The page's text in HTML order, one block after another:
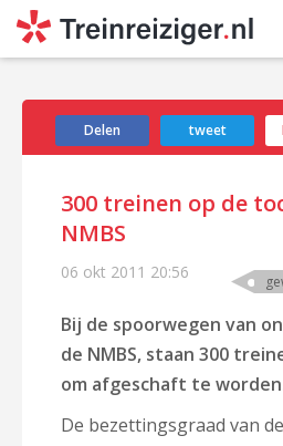
Delen tweet
300 treinen op de
NMBS
06 okt 2011 20:56
Bij de spoorwegen van
de NMBS, staan 300
om afgeschaft te
De bezettingsgraad van